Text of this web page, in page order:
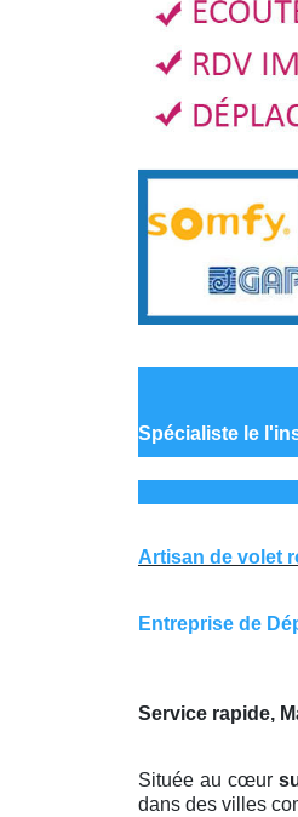
Spécialiste le
Artisan de volet
Entreprise de
Service rapide,
Située au cœur
dans des villes